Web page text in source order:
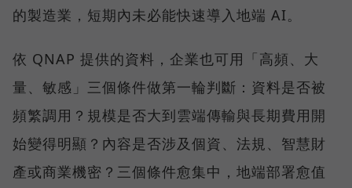
的製造業，短期內未必能快速導入地端 AI。
依 QNAP 提供的資料，企業也可用「高頻、大
量、敏感」三個條件做第一輪判斷：資料是否被
頻繁調用？規模是否大到雲端傳輸與長期費用開
始變得明顯？內容是否涉及個資、法規、智慧財
產或商業機密？三個條件愈集中，地端部署愈值